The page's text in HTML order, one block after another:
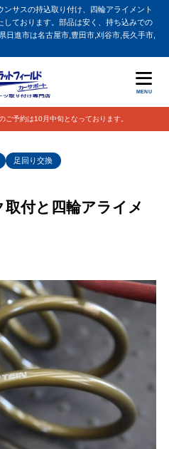
サスの持込取り付け、四輪アライメント
ております。部品は安く、持ち込みでの
日進市は名古屋市,豊田市,刈谷市,長久手市,
MENU
ご予約は10月中旬となっております。
足回り交換
付と四輪アライメ